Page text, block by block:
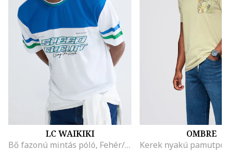
LC WAIKIKI
Bő fazonú mintás póló, Fehér/Kék
OMBRE